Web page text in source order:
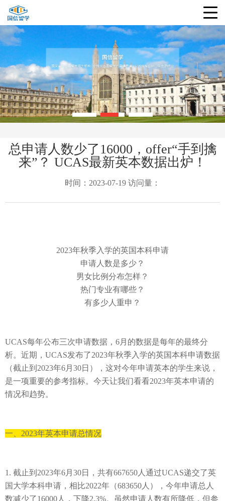
总申请人数少了16000，offer“手到擒
来”？ UCAS最新英本数据出炉！
时间：2023-07-19 访问量：
2023年秋季入学的英国本科申请
申请人数是多少？
男女比例分布怎样？
热门专业有哪些？
有多少人重申？
UCAS每年公布三次申请数据， 6月 的数据是每年的最终分
析。近期，UCAS发布了2023年秋季入学的英国本科申请数据
（截止到 2023年6月 30日）， 这对今年申请英本的学生来说，
是一项重要的参考指标。今天让我们看看2023年英本申请的
情况和趋势。
一、 2023年英本申请总情况
1. 截止到 2023年6月 30日，共有667650 人通过UCAS递交了英
国大学本科申请 ， 相比2022年 （683650 人）
，今年申请总人
数减少了16000 人，下降2.3%。虽然申请人数有所降低，但参